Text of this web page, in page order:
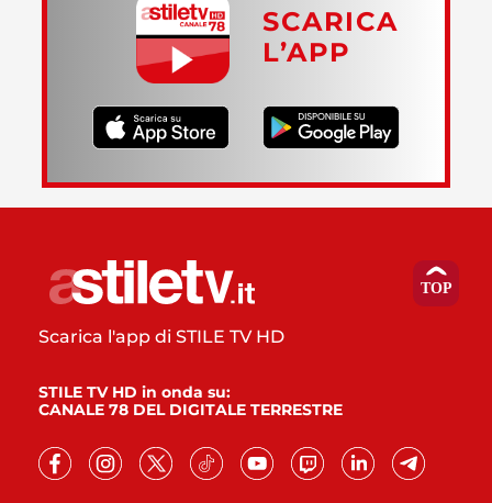
SCARICA
L’APP
Scarica l'app di STILE TV HD
STILE TV HD in onda su:
CANALE 78 DEL DIGITALE TERRESTRE